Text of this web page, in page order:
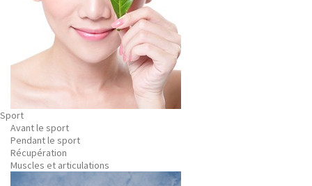
Sport
Avant le sport
Pendant le sport
Récupération
Muscles et articulations